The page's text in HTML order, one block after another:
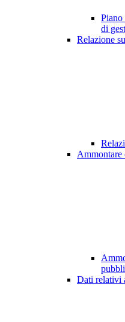
Piano
di
Relazione
Ammontare
Dati relativi